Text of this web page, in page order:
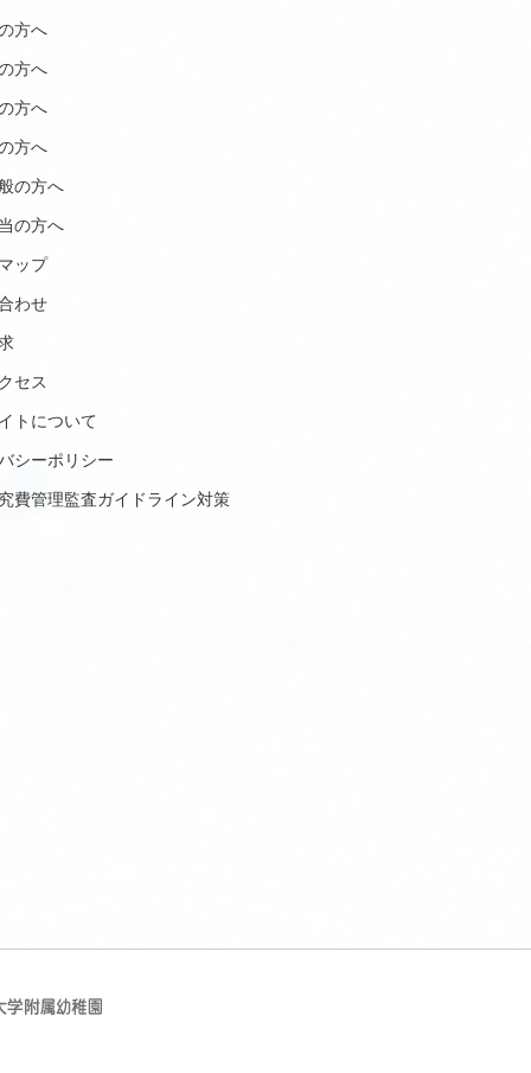
方へ
方へ
方へ
方へ
の方へ
の方へ
ップ
わせ
セス
トについて
シーポリシー
費管理監査ガイドライン対策